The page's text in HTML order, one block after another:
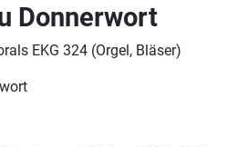
Donnerwort
EKG 324 (Orgel, Bläser)